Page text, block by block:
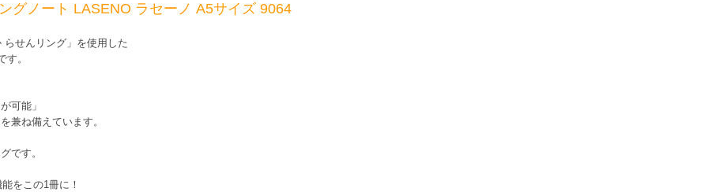
グノート LASENO ラセーノ A5サイズ 9064
せんリング」を使用した
す。
可能」
兼ね備えています。
です。
をこの1冊に！